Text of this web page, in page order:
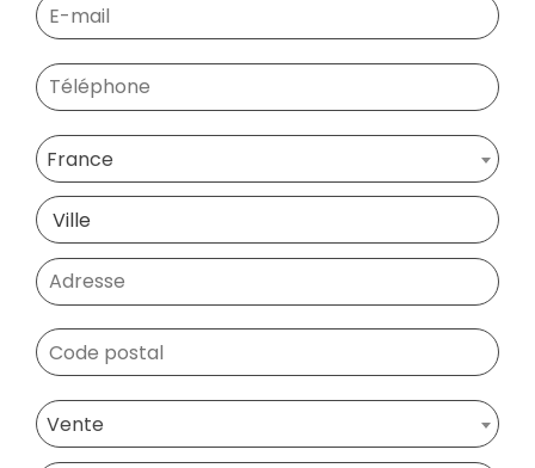
France
Ville
Vente